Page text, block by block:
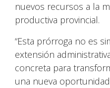
nuevos recursos a la
productiva provincial.
“Esta prórroga no es
extensión
concreta para
una nueva